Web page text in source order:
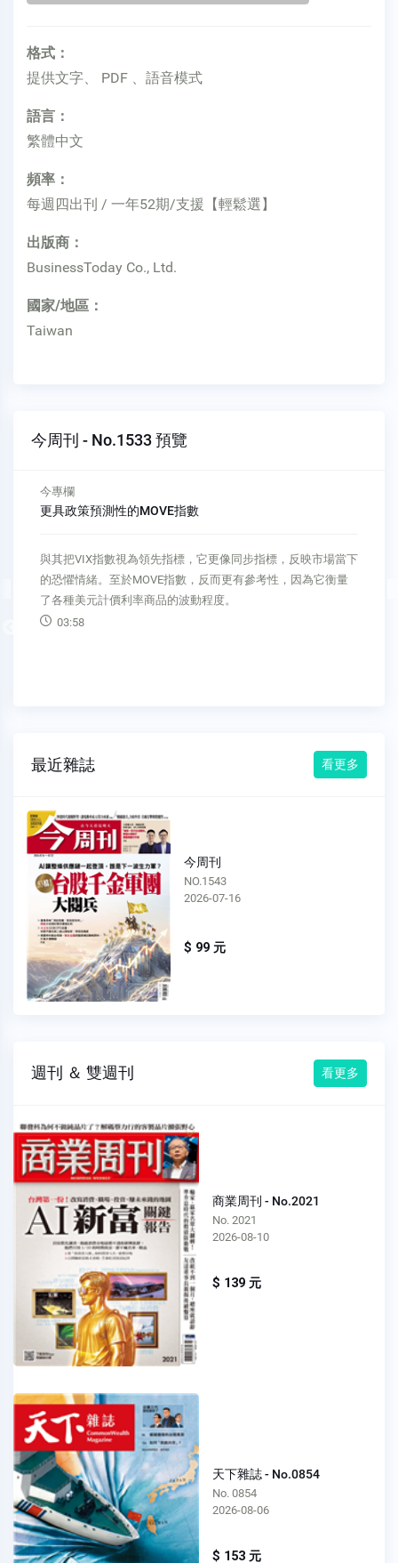
格式：
提供文字、 PDF 、語音模式
語言：
繁體中文
頻率：
每週四出刊 / 一年52期/支援【輕鬆選】
出版商：
BusinessToday Co., Ltd.
國家/地區：
Taiwan
今周刊 - No.1533 預覽
Previous
今專欄
AI如何顛覆傳統軟體產業
2030 年，AI會拿走超過6成軟體利潤。AI讓軟體開發的技術門
檻下降，軟體業的價值正被重新改寫中。
08:13
最近雜誌 看更多
今周刊
NO.1542
2026-07-09
$ 99 元
週刊 ＆ 雙週刊 看更多
商業周刊 - No.2021
No. 2021
2026-08-10
$ 139 元
天下雜誌 - No.0854
No. 0854
2026-08-06
$ 153 元